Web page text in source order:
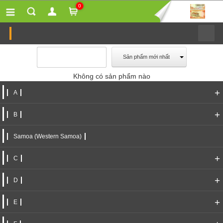
0
Sản phẩm mới nhất
Không có sản phẩm nào
A +
B +
Samoa (Western Samoa)
C +
D +
E +